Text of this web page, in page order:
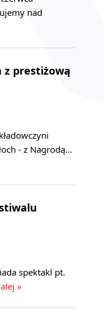
nad
prestiżową
- z Nagrodą…
spektakl pt.
»